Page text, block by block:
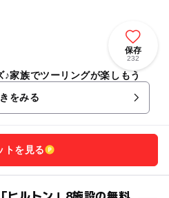
保存
232
家族でツーリングが楽しもう
をみる
トを見る